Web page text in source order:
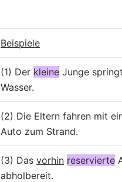
Beispiele
(1) Der kleine Junge
Wasser.
(2) Die Eltern fahren mit
Auto zum Strand.
(3) Das vorhin reservierte
abholbereit.